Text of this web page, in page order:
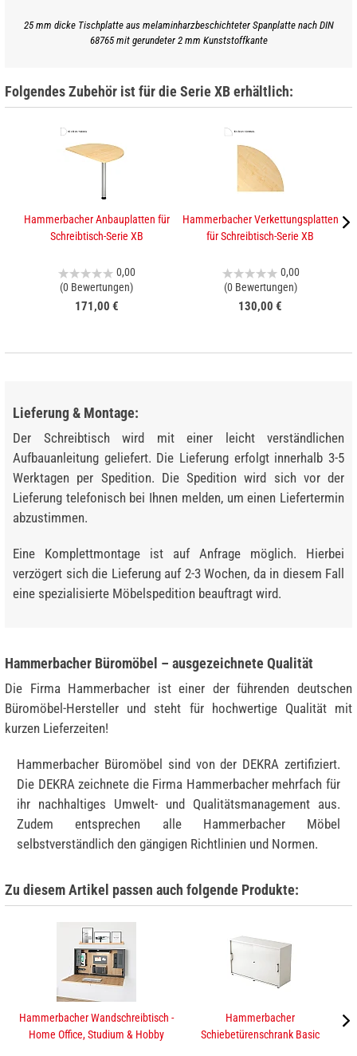
25 mm dicke Tischplatte aus melaminharzbeschichteter Spanplatte nach DIN
68765 mit gerundeter 2 mm Kunststoffkante
Folgendes Zubehör ist für die Serie XB erhältlich:
Hammerbacher Anbauplatten für
Schreibtisch-Serie XB
0,00
(0 Bewertungen)
171,00 €
Hammerbacher Verkettungsplatten
für Schreibtisch-Serie XB
0,00
(0 Bewertungen)
130,00 €
Lieferung & Montage:
Der Schreibtisch wird mit einer leicht verständlichen
Aufbauanleitung geliefert. Die Lieferung erfolgt innerhalb 3-5
Werktagen per Spedition. Die Spedition wird sich vor der
Lieferung telefonisch bei Ihnen melden, um einen Liefertermin
abzustimmen.
Eine Komplettmontage ist auf Anfrage möglich. Hierbei
verzögert sich die Lieferung auf 2-3 Wochen, da in diesem Fall
eine spezialisierte Möbelspedition beauftragt wird.
Hammerbacher Büromöbel – ausgezeichnete Qualität
Die Firma Hammerbacher ist einer der führenden deutschen
Büromöbel-Hersteller und steht für hochwertige Qualität mit
kurzen Lieferzeiten!
Hammerbacher Büromöbel sind von der DEKRA zertifiziert.
Die DEKRA zeichnete die Firma Hammerbacher mehrfach für
ihr nachhaltiges Umwelt- und Qualitätsmanagement aus.
Zudem entsprechen alle Hammerbacher Möbel
selbstverständlich den gängigen Richtlinien und Normen.
Zu diesem Artikel passen auch folgende Produkte:
Hammerbacher Wandschreibtisch -
Home Office, Studium & Hobby
Hammerbacher
Schiebetürenschrank Basic